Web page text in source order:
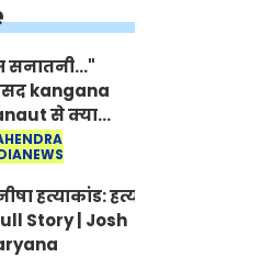
सनातनी..."
kangana
से क्या
लड़की? Viral
Mantar |
protest
हत्याकांड: हत्या, आत्महत्या या
Story | Josh